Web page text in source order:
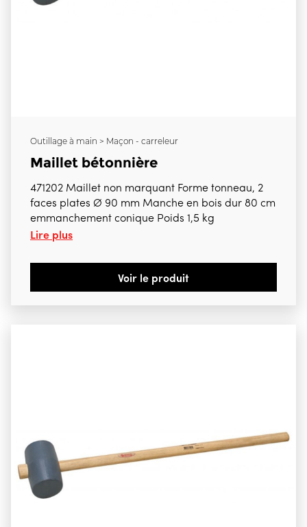
Outillage à main > Maçon - carreleur
Maillet bétonnière
471202 Maillet non marquant Forme tonneau, 2
faces plates Ø 90 mm Manche en bois dur 80 cm
emmanchement conique Poids 1,5 kg
Lire plus
Voir le produit